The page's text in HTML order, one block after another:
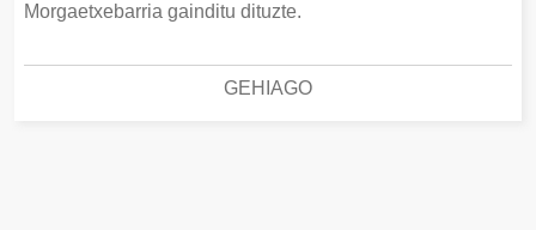
Morgaetxebarria gainditu dituzte.
GEHIAGO